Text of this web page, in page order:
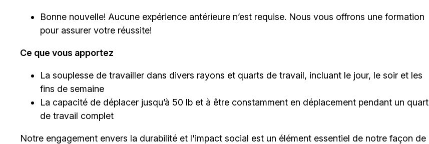
Bonne nouvelle! Aucune expérience antérieure n’est requise. Nous vous offrons une formation
pour assurer votre réussite!
Ce que vous apportez
La souplesse de travailler dans divers rayons et quarts de travail, incluant le jour, le soir et les
fins de semaine
La capacité de déplacer jusqu’à 50 lb et à être constamment en déplacement pendant un quart
de travail complet
Notre engagement envers la durabilité et l'impact social est un élément essentiel de notre façon de